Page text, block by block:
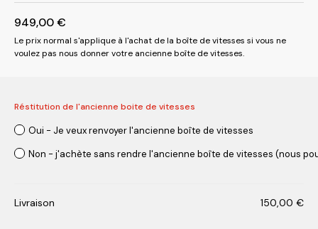
949,00€
Le prix normal s'applique à l'achat de la boîte de vitesses si vous ne
voulez pas nous donner votre ancienne boîte de vitesses.
Réstitution de l'ancienne boite de vitesses
Oui - Je veux renvoyer l'ancienne boîte de vitesses
Non - j'achète sans rendre l'ancienne boîte de vitesses (nous
Livraison 150,00 €